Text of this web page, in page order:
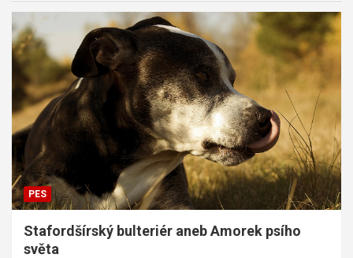
PES
Stafordšírský bulteriér aneb Amorek psího
světa